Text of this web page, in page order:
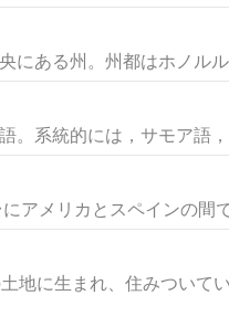
にある州。州都はホノル
。系統的には，サモア語
アメリカとスペインの間
地に生まれ、住みついて